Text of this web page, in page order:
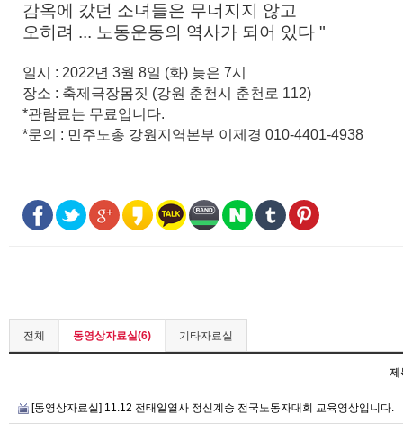
감옥에 갔던 소녀들은 무너지지 않고
오히려 ... 노동운동의 역사가 되어 있다 "
일시 : 2022년 3월 8일 (화) 늦은 7시
장소 : 축제극장몸짓 (강원 춘천시 춘천로 112)
*관람료는 무료입니다.
*문의 : 민주노총 강원지역본부 이제경 010-4401-4938
전체 동영상자료실(6) 기타자료실
제
[동영상자료실] 11.12 전태일열사 정신계승 전국노동자대회 교육영상입니다.